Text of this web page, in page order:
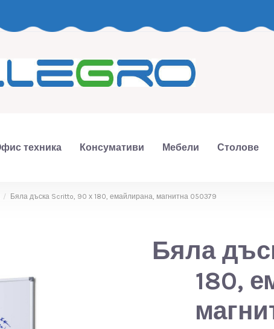
техника Консумативи Мебели Столове
Бяла дъска Scritto, 90 х 180, емайлирана, магнитна 050379
Бяла
180,